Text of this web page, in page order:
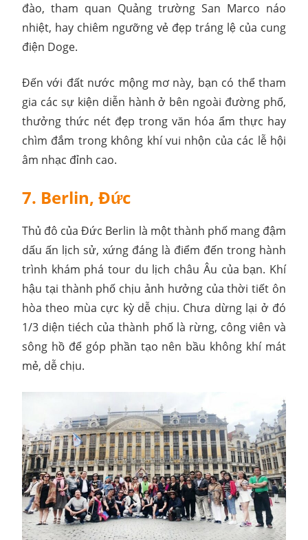
đào, tham quan Quảng trường San Marco náo
nhiệt, hay chiêm ngưỡng vẻ đẹp tráng lệ của cung
điện Doge.
Đến với đất nước mộng mơ này, bạn có thể tham
gia các sự kiện diễn hành ở bên ngoài đường phố,
thưởng thức nét đẹp trong văn hóa ẩm thực hay
chìm đắm trong không khí vui nhộn của các lễ hội
âm nhạc đỉnh cao.
7. Berlin, Đức
Thủ đô của Đức Berlin là một thành phố mang đậm
dấu ấn lịch sử, xứng đáng là điểm đến trong hành
trình khám phá tour du lịch châu Âu của bạn. Khí
hậu tại thành phố chịu ảnh hưởng của thời tiết ôn
hòa theo mùa cực kỳ dễ chịu. Chưa dừng lại ở đó
1/3 diện tiéch của thành phố là rừng, công viên và
sông hồ để góp phần tạo nên bầu không khí mát
mẻ, dễ chịu.